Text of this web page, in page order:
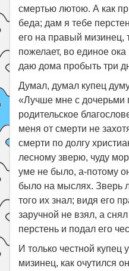
смертью лютою. А как
беда; дам я тебе
его на правый мизинец,
пожелает, во единое
даю дома пробыть три
Думал, думал купец
«Лучше мне с дочерьми
родительское
меня от смерти не
смерти по долгу
лесному зверю, чуду
уме не было, а-потому
было на мыслях. Зверь
того их знал; видя его
заручной не взял, а
перстень и подал его
И только честной купец
мизинец, как очутился